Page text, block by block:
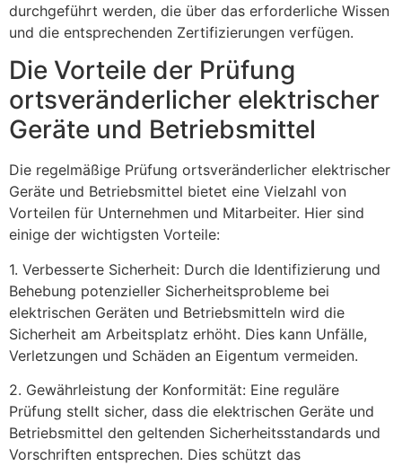
durchgeführt werden, die über das erforderliche Wissen
und die entsprechenden Zertifizierungen verfügen.
Die Vorteile der Prüfung
ortsveränderlicher elektrischer
Geräte und Betriebsmittel
Die regelmäßige Prüfung ortsveränderlicher elektrischer
Geräte und Betriebsmittel bietet eine Vielzahl von
Vorteilen für Unternehmen und Mitarbeiter. Hier sind
einige der wichtigsten Vorteile:
1. Verbesserte Sicherheit: Durch die Identifizierung und
Behebung potenzieller Sicherheitsprobleme bei
elektrischen Geräten und Betriebsmitteln wird die
Sicherheit am Arbeitsplatz erhöht. Dies kann Unfälle,
Verletzungen und Schäden an Eigentum vermeiden.
2. Gewährleistung der Konformität: Eine reguläre
Prüfung stellt sicher, dass die elektrischen Geräte und
Betriebsmittel den geltenden Sicherheitsstandards und
Vorschriften entsprechen. Dies schützt das